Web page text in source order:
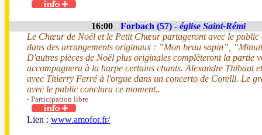
16:00 Forbach (57) - église Saint-Rémi
Le Chœur de Noël et le Petit Chœur partageront avec le public
dans des arrangements originaux : ”Mon beau sapin”,
D'autres pièces de Noël plus originales complèteront la partie
accompagnera à la harpe certains chants. Alexandre Thibaut
avec Thierry Ferré à l'orgue dans un concerto de Corelli. Le
avec le public conclura ce moment..
- Participation libre
Lien : www.amofor.fr/